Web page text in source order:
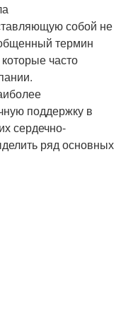
собой не
термин
часто
поддержку в
сердечно-
ряд основных